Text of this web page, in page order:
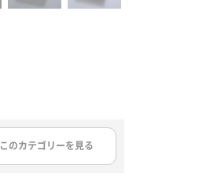
このカテゴリーを見る